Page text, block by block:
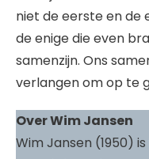
niet de eerste en de
de enige die even
samenzijn. Ons
verlangen om op
Over Wim Jansen
Wim Jansen (1950)